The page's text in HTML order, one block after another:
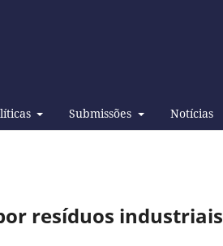
Submissões Notícias
resíduos industriais